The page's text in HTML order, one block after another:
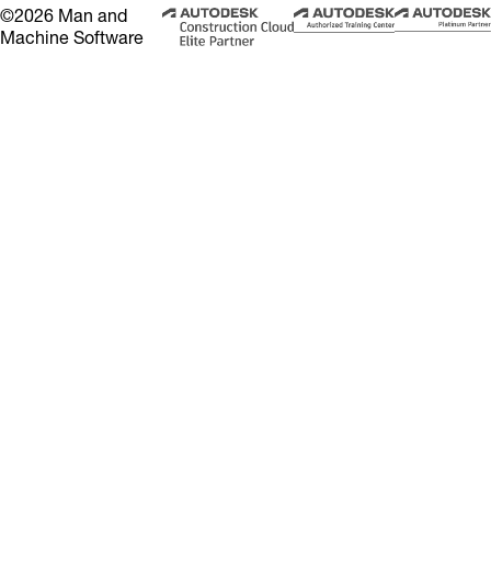
©2026 Man and
Machine Software